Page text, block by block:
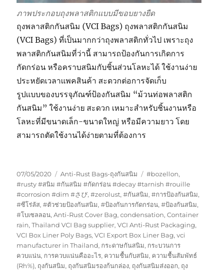
ภาพประกอบถุงพลาสติกแบบมีขอบยางยืด
ถุงพลาสติกกันสนิม (VCI Bags) ถุงพลาสติกกันสนิม
(VCI Bags) ที่เป็นมากกว่าถุงพลาสติกทั่วไป เพราะถุง
พลาสติกกันสนิมที่ว่านี้ สามารถป้องกันการเกิดการ
กัดกร่อน หรือคราบสนิมกับชิ้นส่วนโลหะได้ ใช้งานง่าย
ประหยัดเวลาแพคสินค้า สะดวกต่อการจัดเก็บ
รูปแบบของบรรจุภัณฑ์ป้องกันสนิม “ม้วนท่อพลาสติก
กันสนิม” ใช้งานง่าย สะดวก เหมาะสำหรับชิ้นงานหรือ
โลหะที่มีขนาดเล็ก-ขนาดใหญ่ หรือมีความยาว โดย
สามารถตัดใช้งานได้ง่ายตามที่ต้องการ
Posted
on
07/05/2020 Categories
Anti-Rust Bags-ถุงกันสนิม Tags
#bozellon,
#rusty #สนิม #กันสนิม #กัดกร่อน #decay #tarnish #rouille
#corrosion #dim #さび,#zerolust,#กันสนิม,#การป้องกันสนิม,
#ซีโร่ลัส,#ตัวช่วยป้องกันสนิม,#ป้องกันการกัดกร่อน,#ป้องกันสนิม,
#โบเซลลอน,Anti-Rust Cover Bag,condensation,Container
rain,Thailand VCI Bag supplier,VCI Anti-Rust Packaging,
VCI Box Liner Poly Bags,VCI Export Box Liner Bag,vci
manufacturer in Thailand, กระดาษกันสนิม, กระบวนการ
ควบแน่น, การควบแน่นคืออะไร, ความชื้นกับสนิม, ความชื้นสัมพัทธ์
(Rh%), ถุงกันสนิม, ถุงกันสนิมรองก้นกล่อง, ถุงกันสนิมส่งออก, ถุง